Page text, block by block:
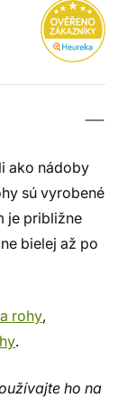
ako nádoby
sú vyrobené
je približne
bielej až po
rohy,
.
ho na